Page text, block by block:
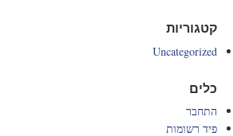
קטגוריות
Uncategorized
כלים
התחבר
פיד רשומות